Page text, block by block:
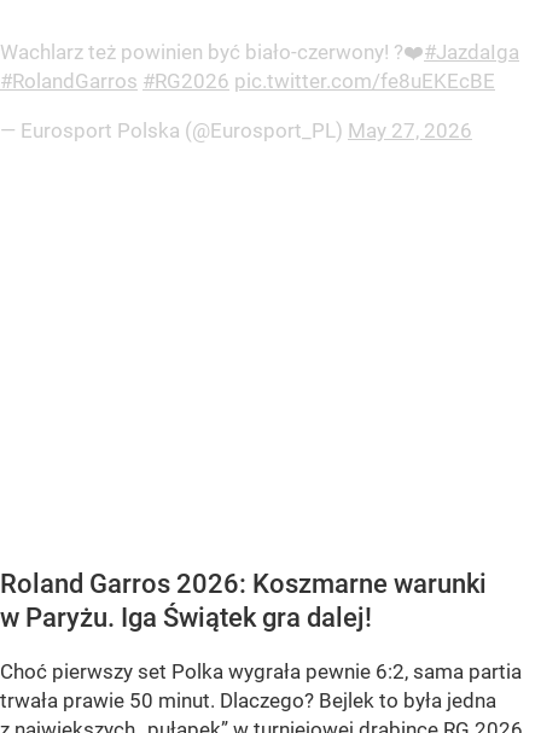
Wachlarz też powinien być biało-czerwony! ?❤️#JazdaIga
#RolandGarros #RG2026 pic.twitter.com/fe8uEKEcBE
— Eurosport Polska (@Eurosport_PL) May 27, 2026
Roland Garros 2026: Koszmarne warunki
w Paryżu. Iga Świątek gra dalej!
Choć pierwszy set Polka wygrała pewnie 6:2, sama partia
trwała prawie 50 minut. Dlaczego? Bejlek to była jedna